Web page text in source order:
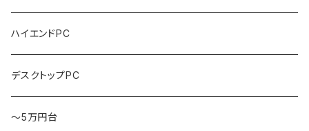
ハイエンドPC
デスクトップPC
～5万円台